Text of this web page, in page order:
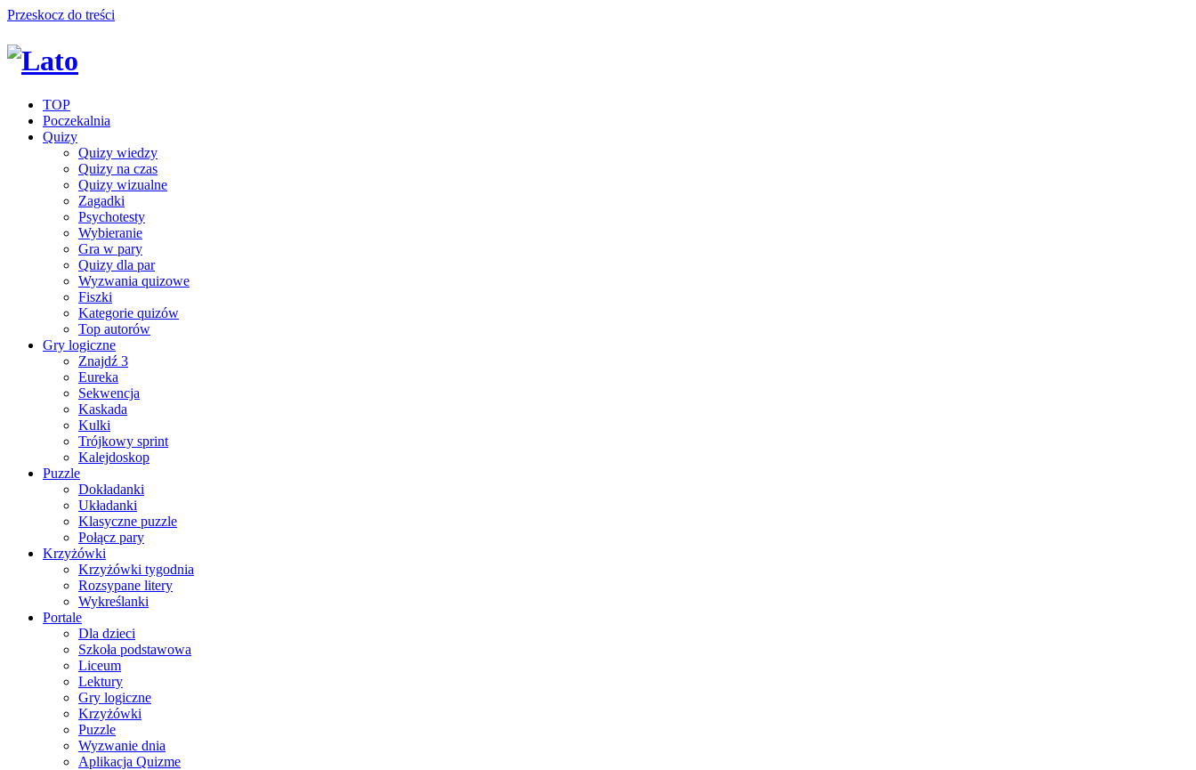
Przeskocz do treści
TOP
Poczekalnia
Quizy
Quizy wiedzy
Quizy na czas
Quizy wizualne
Zagadki
Psychotesty
Wybieranie
Gra w pary
Quizy dla par
Wyzwania quizowe
Fiszki
Kategorie quizów
Top autorów
Gry logiczne
Znajdź 3
Eureka
Sekwencja
Kaskada
Kulki
Trójkowy sprint
Kalejdoskop
Puzzle
Dokładanki
Układanki
Klasyczne puzzle
Połącz pary
Krzyżówki
Krzyżówki tygodnia
Rozsypane litery
Wykreślanki
Portale
Dla dzieci
Szkoła podstawowa
Liceum
Lektury
Gry logiczne
Krzyżówki
Puzzle
Wyzwanie dnia
Aplikacja Quizme